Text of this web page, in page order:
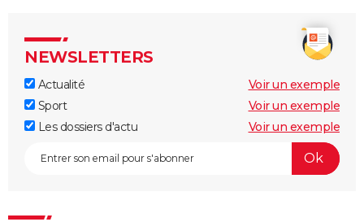
NEWSLETTERS
Actualité
Voir un exemple
Sport
Voir un exemple
Les dossiers d'actu
Voir un exemple